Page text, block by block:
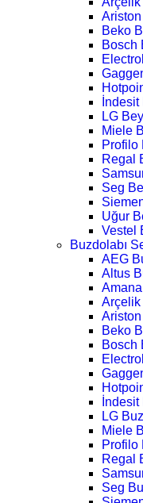
Beko
Bosch
LG
Miele
Profilo
Regal
Seg
Uğur
Vestel
Buzdolabı
AEG
Altus
Arçelik
Beko
Bosch
LG
Miele
Profilo
Regal
Seg